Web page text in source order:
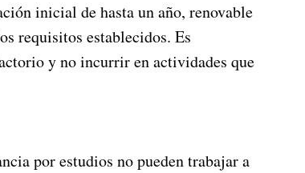
inicial de hasta un año, renovable
requisitos establecidos. Es
y no incurrir en actividades que
por estudios no pueden trabajar a